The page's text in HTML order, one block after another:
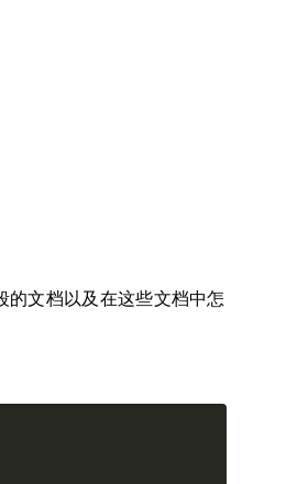
的文档以及在这些文档中怎